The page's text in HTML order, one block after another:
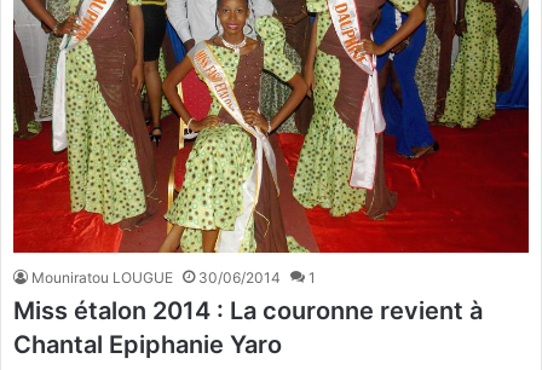
Mouniratou LOUGUE 30/06/2014 1
Miss étalon 2014 : La couronne revient à
Chantal Epiphanie Yaro